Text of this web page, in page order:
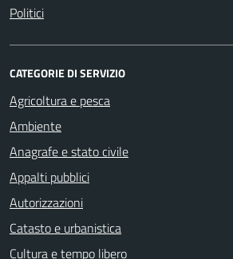
Politici
CATEGORIE DI SERVIZIO
Agricoltura e pesca
Ambiente
Anagrafe e stato civile
Appalti pubblici
Autorizzazioni
Catasto e urbanistica
Cultura e tempo libero